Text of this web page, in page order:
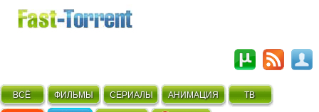
ВСЁ ФИЛЬМЫ СЕРИАЛЫ АНИМАЦИЯ ТВ